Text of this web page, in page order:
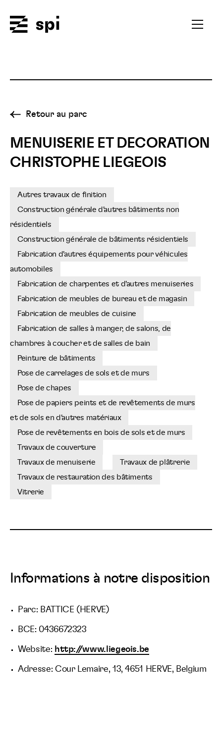
Ouvrir
Retour au parc
MENUISERIE ET DECORATION
CHRISTOPHE LIEGEOIS
Autres travaux de finition
Construction générale d'autres bâtiments non
résidentiels
Construction générale de bâtiments résidentiels
Fabrication d'autres équipements pour véhicules
automobiles
Fabrication de charpentes et d'autres menuiseries
Fabrication de meubles de bureau et de magasin
Fabrication de meubles de cuisine
Fabrication de salles à manger, de salons, de
chambres à coucher et de salles de bain
Peinture de bâtiments
Pose de carrelages de sols et de murs
Pose de chapes
Pose de papiers peints et de revêtements de murs
et de sols en d'autres matériaux
Pose de revêtements en bois de sols et de murs
Travaux de couverture
Travaux de menuiserie
Travaux de plâtrerie
Travaux de restauration des bâtiments
Vitrerie
Informations à notre disposition
Parc: BATTICE (HERVE)
BCE: 0436672323
Website: http://www.liegeois.be
Adresse: Cour Lemaire, 13, 4651 HERVE, Belgium